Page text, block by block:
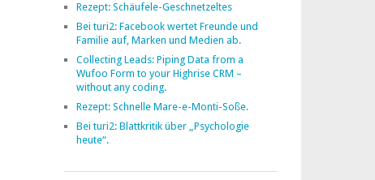
Rezept: Schäufele-Geschnetzeltes
Bei turi2: Facebook wertet Freunde und
Familie auf, Marken und Medien ab.
Collecting Leads: Piping Data from a
Wufoo Form to your Highrise CRM –
without any coding.
Rezept: Schnelle Mare-e-Monti-Soße.
Bei turi2: Blattkritik über „Psychologie
heute“.